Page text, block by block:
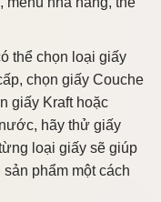
thể chọn loại giấy
chọn giấy Couche
giấy Kraft hoặc
hãy thử giấy
loại giấy sẽ giúp
phẩm một cách